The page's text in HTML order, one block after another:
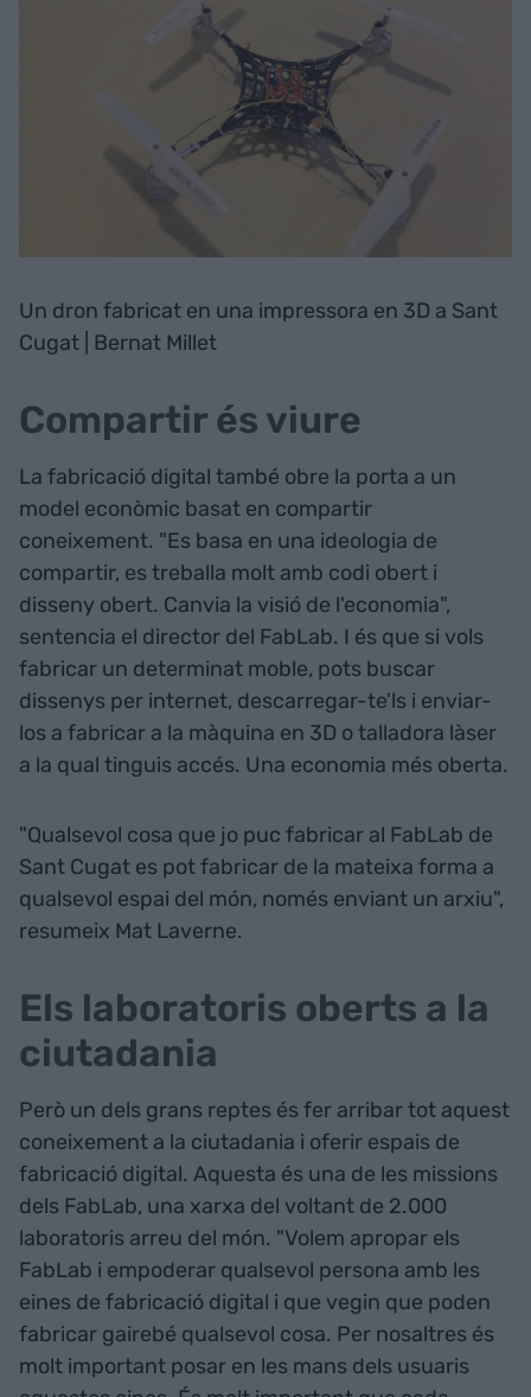
Un dron fabricat en una impressora en 3D a Sant
Cugat | Bernat Millet
Compartir és viure
La fabricació digital també obre la porta a un
model econòmic basat en compartir
coneixement. "Es basa en una ideologia de
compartir, es treballa molt amb codi obert i
disseny obert. Canvia la visió de l'economia",
sentencia el director del FabLab. I és que si vols
fabricar un determinat moble, pots buscar
dissenys per internet, descarregar-te'ls i enviar-
los a fabricar a la màquina en 3D o talladora làser
a la qual tinguis accés. Una economia més oberta.
"Qualsevol cosa que jo puc fabricar al FabLab de
Sant Cugat es pot fabricar de la mateixa forma a
qualsevol espai del món, només enviant un arxiu",
resumeix Mat Laverne.
Els laboratoris oberts a la
ciutadania
Però un dels grans reptes és fer arribar tot aquest
coneixement a la ciutadania i oferir espais de
fabricació digital. Aquesta és una de les missions
dels FabLab, una xarxa del voltant de 2.000
laboratoris arreu del món. "Volem apropar els
FabLab i empoderar qualsevol persona amb les
eines de fabricació digital i que vegin que poden
fabricar gairebé qualsevol cosa. Per nosaltres és
molt important posar en les mans dels usuaris